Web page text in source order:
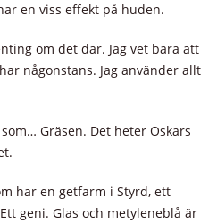
en viss effekt på huden.
om det där. Jag vet bara att
någonstans. Jag använder allt
Gräsen. Det heter Oskars
har en getfarm i Styrd, ett
geni. Glas och metyleneblå är